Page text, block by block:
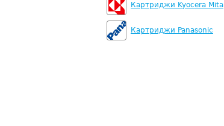
Картриджи Kyocera Mita
Картриджи Panasonic